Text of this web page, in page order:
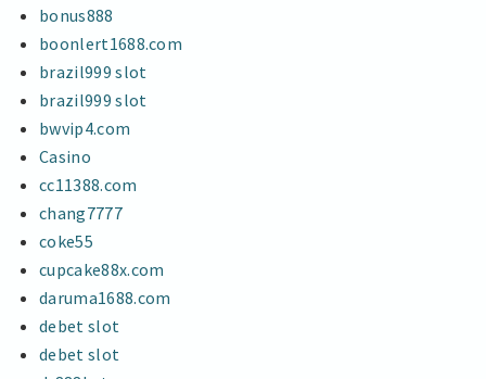
bonus888
boonlert1688.com
brazil999 slot
brazil999 slot
bwvip4.com
Casino
cc11388.com
chang7777
coke55
cupcake88x.com
daruma1688.com
debet slot
debet slot